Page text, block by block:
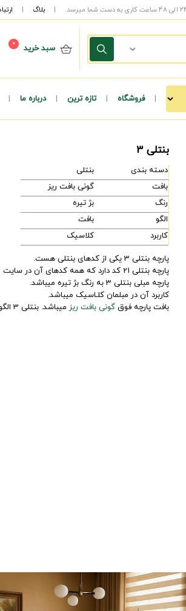
| بلاگ |
سبد خرید 0
| فروشگاه | تازه ترین | درباره ما |
بنتلی 3
دسته بندی
بنتلی
بافت
گونی بافت ریز
رنگ
بژ تیره
الگو
بافت
کاربرد
کلاسیک
پارچه بنتلی 3 یکی از کدهای بنتلی هست.
پارچه بنتلی 21 کد دارد که همه کدهای آن در سایت
پارچه مبلی بنتلی 3 به رنگ بژ تیره میباشد.
کاربرد آن در مبلمان کلـاسیک میباشد.
بافت پارچه فوقگونی بافت ریز میباشد. بنتلی 3 الگوی بافت دارد.